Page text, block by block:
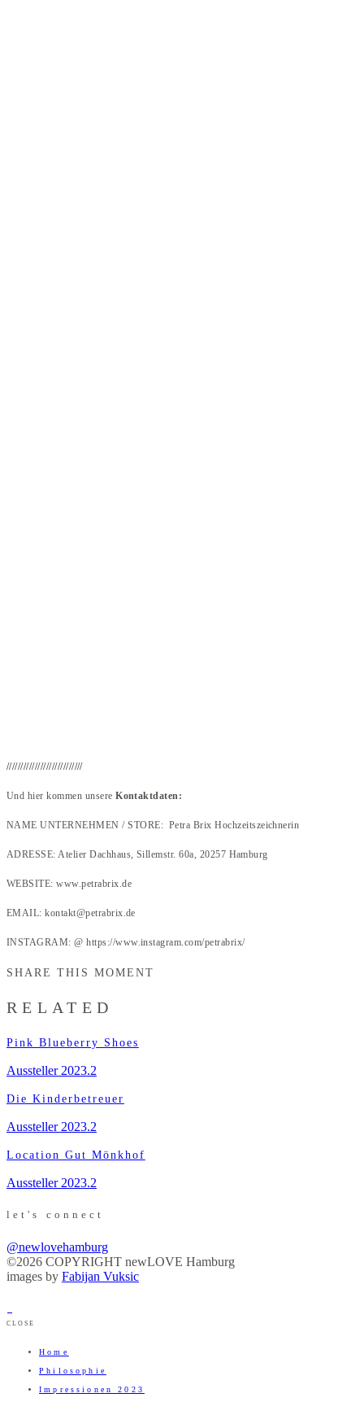
///////////////////////////
Und hier kommen unsereKontaktdaten:
NAME UNTERNEHMEN / STORE: Petra Brix Hochzeitszeichnerin
ADRESSE: Atelier Dachhaus, Sillemstr. 60a, 20257 Hamburg
WEBSITE: www.petrabrix.de
EMAIL: kontakt@petrabrix.de
INSTAGRAM: @ https://www.instagram.com/petrabrix/
SHARE THIS MOMENT
RELATED
Pink Blueberry Shoes
Aussteller 2023.2
Die Kinderbetreuer
Aussteller 2023.2
Location Gut Mönkhof
Aussteller 2023.2
let's connect
@newlovehamburg
©2026 COPYRIGHT newLOVE Hamburg
images by Fabijan Vuksic
CLOSE
Home
Philosophie
Impressionen 2023